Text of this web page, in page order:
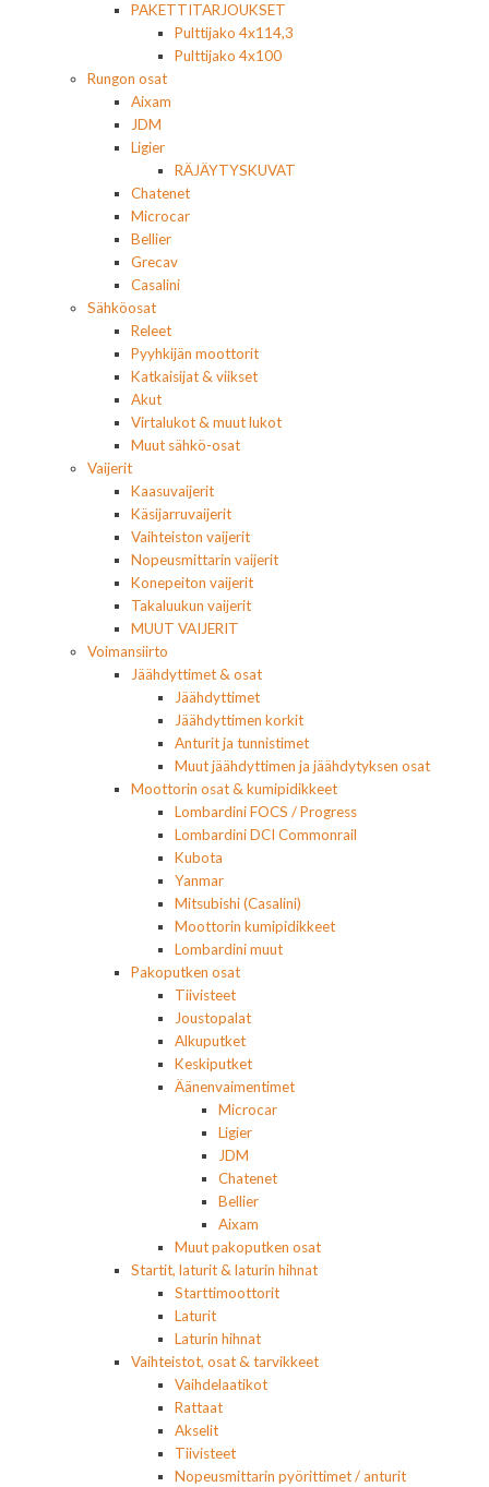
PAKETTITARJOUKSET
Pulttijako 4x114,3
Pulttijako 4x100
Rungon osat
Aixam
JDM
Ligier
RÄJÄYTYSKUVAT
Chatenet
Microcar
Bellier
Grecav
Casalini
Sähköosat
Releet
Pyyhkijän moottorit
Katkaisijat & viikset
Akut
Virtalukot & muut lukot
Muut sähkö-osat
Vaijerit
Kaasuvaijerit
Käsijarruvaijerit
Vaihteiston vaijerit
Nopeusmittarin vaijerit
Konepeiton vaijerit
Takaluukun vaijerit
MUUT VAIJERIT
Voimansiirto
Jäähdyttimet & osat
Jäähdyttimet
Jäähdyttimen korkit
Anturit ja tunnistimet
Muut jäähdyttimen ja jäähdytyksen osat
Moottorin osat & kumipidikkeet
Lombardini FOCS / Progress
Lombardini DCI Commonrail
Kubota
Yanmar
Mitsubishi (Casalini)
Moottorin kumipidikkeet
Lombardini muut
Pakoputken osat
Tiivisteet
Joustopalat
Alkuputket
Keskiputket
Äänenvaimentimet
Microcar
Ligier
JDM
Chatenet
Bellier
Aixam
Muut pakoputken osat
Startit, laturit & laturin hihnat
Starttimoottorit
Laturit
Laturin hihnat
Vaihteistot, osat & tarvikkeet
Vaihdelaatikot
Rattaat
Akselit
Tiivisteet
Nopeusmittarin pyörittimet / anturit